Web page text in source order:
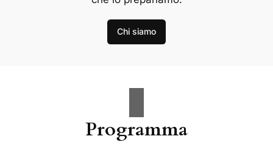
Chi siamo
Programma